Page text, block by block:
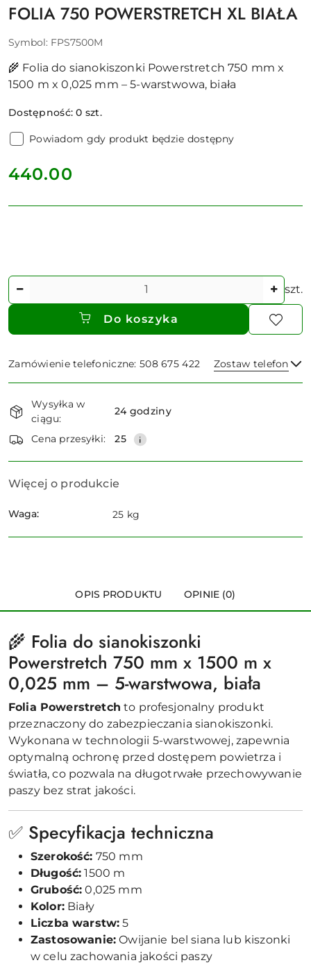
FOLIA 750 POWERSTRETCH XL BIAŁA
Symbol: FPS7500M
🌾 Folia do sianokiszonki Powerstretch 750 mm x
1500 m x 0,025 mm – 5-warstwowa, biała
Dostępność:0 szt.
Powiadom gdy produkt będzie dostępny
cena:
440.00
Ilość szt.
Do koszyka
Zamówienie telefoniczne: 508 675 422 Zostaw telefon
i
dostawa
Wysyłka w
ciągu:
24 godziny
Cena przesyłki: 25
Więcej o produkcie
Waga: 25 kg
OPIS PRODUKTU OPINIE (0)
🌾 Folia do sianokiszonki
Powerstretch 750 mm x 1500 m x
0,025 mm – 5-warstwowa, biała
Folia Powerstretch to profesjonalny produkt
przeznaczony do zabezpieczania sianokiszonki.
Wykonana w technologii 5-warstwowej, zapewnia
optymalną ochronę przed dostępem powietrza i
światła, co pozwala na długotrwałe przechowywanie
paszy bez strat jakości.
✅ Specyfikacja techniczna
Szerokość: 750 mm
Długość: 1500 m
Grubość: 0,025 mm
Kolor:Biały
Liczba warstw: 5
Zastosowanie: Owijanie bel siana lub kiszonki
w celu zachowania jakości paszy